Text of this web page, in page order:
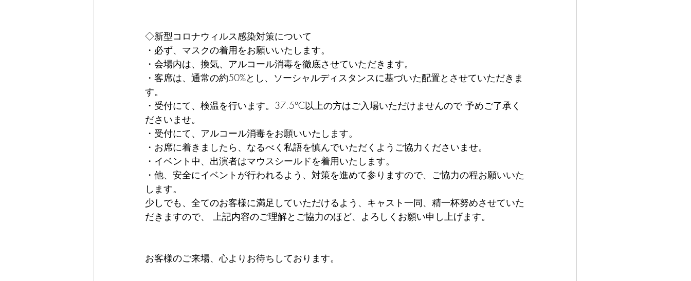
◇新型コロナウィルス感染対策について
・必ず、マスクの着用をお願いいたします。
・会場内は、換気、アルコール消毒を徹底させていただきます。
・客席は、通常の約50%とし、ソーシャルディスタンスに基づいた配置とさせていただきま
す。
・受付にて、検温を行います。37.5°C以上の方はご入場いただけませんので 予めご了承く
ださいませ。
・受付にて、アルコール消毒をお願いいたします。
・お席に着きましたら、なるべく私語を慎んでいただくようご協力くださいませ。
・イベント中、出演者はマウスシールドを着用いたします。
・他、安全にイベントが行われるよう、対策を進めて参りますので、ご協力の程お願いいた
します。
少しでも、全てのお客様に満足していただけるよう、キャスト一同、精一杯努めさせていた
だきますので、 上記内容のご理解とご協力のほど、よろしくお願い申し上げます。
お客様のご来場、心よりお待ちしております。